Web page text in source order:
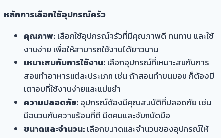
หลักการเลือกใช้อุปกรณ์ครัว
คุณภาพ:เลือกใช้อุปกรณ์ครัวที่มีคุณภาพดี ทนทาน และใช้
งานง่าย เพื่อให้สามารถใช้งานได้ยาวนาน
เหมาะสมกับการใช้งาน:เลือกอุปกรณ์ที่เหมาะสมกับการ
สอนทำอาหารแต่ละประเภท เช่น ถ้าสอนทำขนมอบ ก็ต้องมี
เตาอบที่ใช้งานง่ายและแม่นยำ
ความปลอดภัย:อุปกรณ์ต้องมีคุณสมบัติที่ปลอดภัย เช่น
มีฉนวนกันความร้อนที่ดี มีดคมและจับถนัดมือ
ขนาดและจำนวน:เลือกขนาดและจำนวนของอุปกรณ์ให้